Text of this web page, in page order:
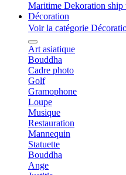
Décoration
Voir la catégorie
Art asiatique
Bouddha
Cadre photo
Golf
Gramophone
Loupe
Musique
Restauration
Mannequin
Statuette
Bouddha
Ange